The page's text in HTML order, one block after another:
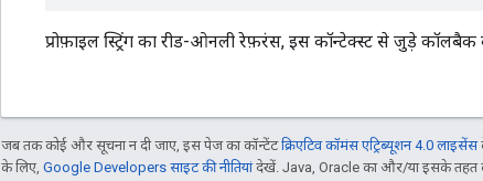
प्रोफ़ाइल स्ट्रिंग का रीड-ओनली रेफ़रंस, इस कॉन्टेक्स्ट से जुड़े
जब तक कोई और सूचना न दी जाए, इस पेज का कॉन्टेंटक्रिएटिव कॉमंस एट्रिब्यूशन 4.0 लाइसेंस
के लिए, Google Developers साइट की नीतियांदेखें. Java, Oracle का और/या इसके तहत